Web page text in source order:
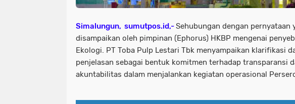
Simalungun, sumutpos.id,-Sehubungan dengan pernyataan
disampaikan oleh pimpinan (Ephorus) HKBP mengenai
Ekologi. PT Toba Pulp Lestari Tbk menyampaikan klarifikasi
penjelasan sebagai bentuk komitmen terhadap transparansi
akuntabilitas dalam menjalankan kegiatan operasional